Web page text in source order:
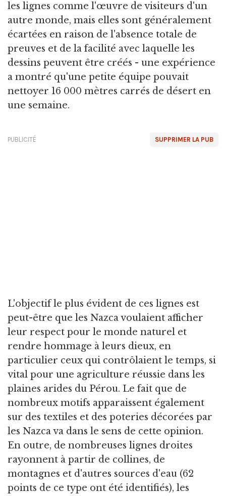
les lignes comme l'œuvre de visiteurs d'un
autre monde, mais elles sont généralement
écartées en raison de l'absence totale de
preuves et de la facilité avec laquelle les
dessins peuvent être créés - une expérience
a montré qu'une petite équipe pouvait
nettoyer 16 000 mètres carrés de désert en
une semaine.
SUPPRIMER LA PUB
PUBLICITÉ
L'objectif le plus évident de ces lignes est
peut-être que les Nazca voulaient afficher
leur respect pour le monde naturel et
rendre hommage à leurs dieux, en
particulier ceux qui contrôlaient le temps, si
vital pour une agriculture réussie dans les
plaines arides du Pérou. Le fait que de
nombreux motifs apparaissent également
sur des textiles et des poteries décorées par
les Nazca va dans le sens de cette opinion.
En outre, de nombreuses lignes droites
rayonnent à partir de collines, de
montagnes et d'autres sources d'eau (62
points de ce type ont été identifiés), les